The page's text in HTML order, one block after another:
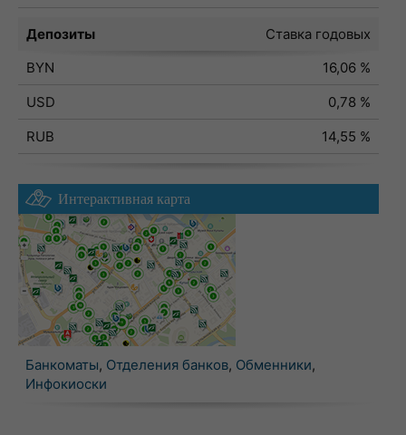
Депозиты
Ставка годовых
BYN
16,06 %
USD
0,78 %
RUB
14,55 %
Интерактивная карта
Банкоматы, Отделения банков, Обменники,
Инфокиоски